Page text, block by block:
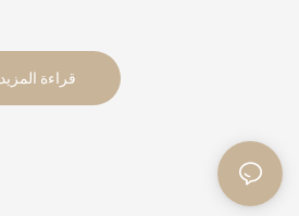
قراءة المزيد